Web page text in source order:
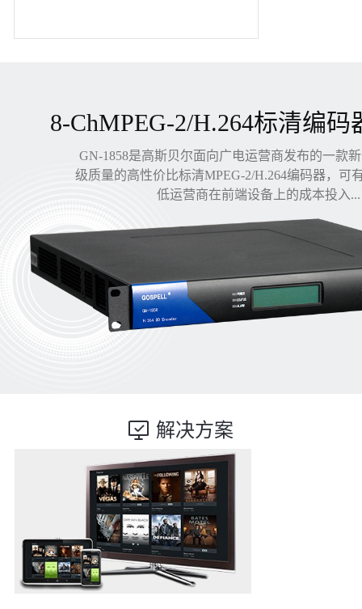
8-ChMPEG-2/H.264标清编码
GN-1858是高斯贝尔面向广电运营商发布的一款
级质量的高性价比标清MPEG-2/H.264编码器，可
低运营商在前端设备上的成本投入...
解决方案